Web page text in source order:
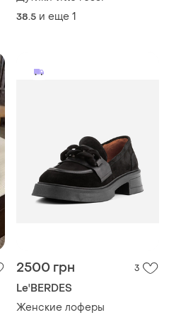
38.5 и еще 1
2500 грн 3
Le'BERDES
Женские лоферы